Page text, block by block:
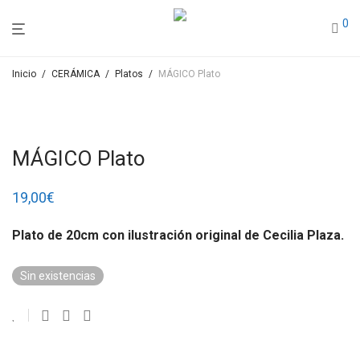
0
Inicio / CERÁMICA / Platos / MÁGICO Plato
MÁGICO Plato
19,00€
Plato de 20cm con ilustración original de Cecilia Plaza.
Sin existencias